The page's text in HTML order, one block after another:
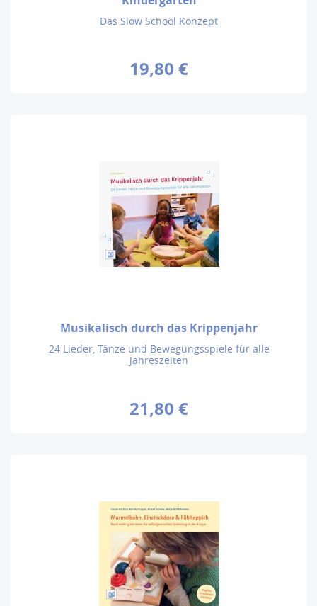
Das Slow School Konzept
19,80 €
Musikalisch durch das Krippenjahr
24 Lieder, Tänze und Bewegungsspiele für alle
Jahreszeiten
21,80 €